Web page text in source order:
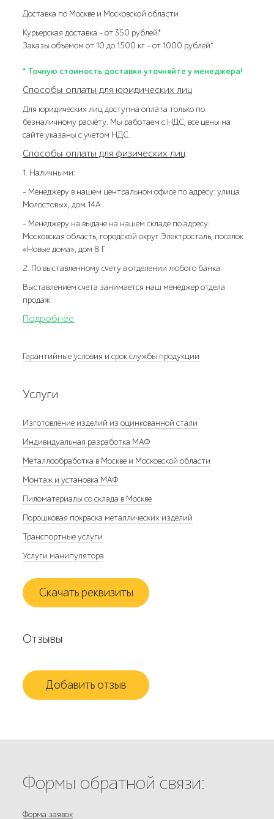
Доставка по Москве и Московской области
Курьерская доставка – от 350 рублей*
Заказы объемом от 10 до 1500 кг – от 1000 рублей*
* Точную стоимость доставки уточняйте у менеджера!
Способы оплаты для юридических лиц
Для юридических лиц доступна оплата только по
безналичному расчёту. Мы работаем с НДС, все цены на
сайте указаны с учетом НДС.
Способы оплаты для физических лиц
1. Наличными:
- Менеджеру в нашем центральном офисе по адресу: улица
Молостовых, дом 14А.
- Менеджеру на выдаче на нашем складе по адресу:
Московская область, городской округ Электросталь, поселок
«Новые дома», дом 8 Г.
2. По выставленному счету в отделении любого банка.
Выставлением счета занимается наш менеджер отдела
продаж.
Подробнее
Гарантийные условия и срок службы продукции
Услуги
Изготовление изделий из оцинкованной стали
Индивидуальная разработка МАФ
Металлообработка в Москве и Московской области
Монтаж и установка МАФ
Пиломатериалы со склада в Москве
Порошковая покраска металлических изделий
Транспортные услуги
Услуги манипулятора
Скачать реквизиты
Отзывы
Добавить отзыв
Формы обратной связи:
Форма заявок